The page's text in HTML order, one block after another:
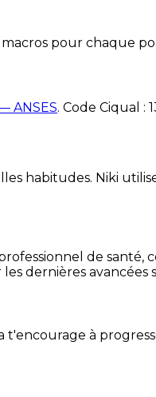
pour chaque
ANSES. Code Ciqual :
habitudes. Niki
de santé,
dernières
à